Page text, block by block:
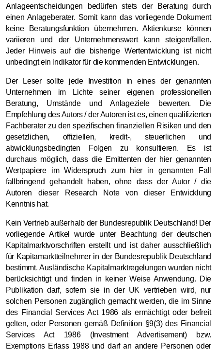
Anlageentscheidungen bedürfen stets der Beratung durch
einen Anlageberater. Somit kann das vorliegende Dokument
keine Beratungsfunktion übernehmen. Aktienkurse können
variieren und der Unternehmenswert kann steigen/fallen.
Jeder Hinweis auf die bisherige Wertentwicklung ist nicht
unbedingt ein Indikator für die kommenden Entwicklungen.
Der Leser sollte jede Investition in eines der genannten
Unternehmen im Lichte seiner eigenen professionellen
Beratung, Umstände und Anlageziele bewerten. Die
Empfehlung des Autors / der Autoren ist es, einen qualifizierten
Fachberater zu den spezifischen finanziellen Risiken und den
gesetzlichen, offiziellen, kredit-, steuerlichen und
abwicklungsbedingten Folgen zu konsultieren. Es ist
durchaus möglich, dass die Emittenten der hier genannten
Wertpapiere im Widerspruch zum hier in genannten Fall
fallbringend gehandelt haben, ohne dass der Autor / die
Autoren dieser Research Note von dieser Entwicklung
Kenntnis hat.
Kein Vertrieb außerhalb der Bundesrepublik Deutschland! Der
vorliegende Artikel wurde unter Beachtung der deutschen
Kapitalmarktvorschriften erstellt und ist daher ausschließlich
für Kapitamarktteilnehmer in der Bundesrepublik Deutschland
bestimmt. Ausländische Kapitalmarktregelungen wurden nicht
berücksichtigt und finden in keiner Weise Anwendung. Die
Publikation darf, sofern sie in der UK vertrieben wird, nur
solchen Personen zugänglich gemacht werden, die im Sinne
des Financial Services Act 1986 als ermächtigt oder befreit
gelten, oder Personen gemäß Definition §9(3) des Financial
Services Act 1986 (Investment Advertisement) bzw.
Exemptions Erlass 1988 und darf an andere Personen oder